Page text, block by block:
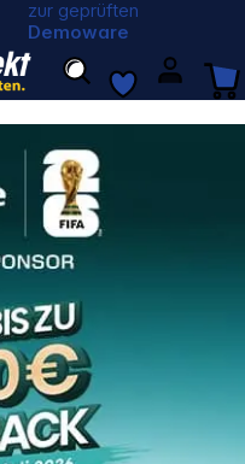
zur geprüften
Demoware